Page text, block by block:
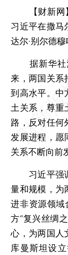
【财新网
习近平在撒马
达尔·别尔德穆
据新华社
来，两国关系
到高水平。中
土关系，尊重
路，反对任何
发展进程，愿
关系不断向前
习近平强调
量和规模，为
进非资源领域
方“复兴丝绸
心，为两国人
库曼斯坦设